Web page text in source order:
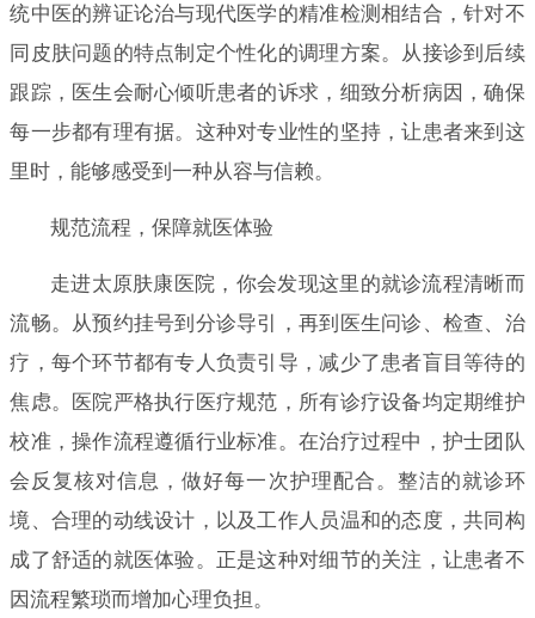
统中医的辨证论治与现代医学的精准检测相结合，针对不
同皮肤问题的特点制定个性化的调理方案。从接诊到后续
跟踪，医生会耐心倾听患者的诉求，细致分析病因，确保
每一步都有理有据。这种对专业性的坚持，让患者来到这
里时，能够感受到一种从容与信赖。
规范流程，保障就医体验
走进太原肤康医院，你会发现这里的就诊流程清晰而
流畅。从预约挂号到分诊导引，再到医生问诊、检查、治
疗，每个环节都有专人负责引导，减少了患者盲目等待的
焦虑。医院严格执行医疗规范，所有诊疗设备均定期维护
校准，操作流程遵循行业标准。在治疗过程中，护士团队
会反复核对信息，做好每一次护理配合。整洁的就诊环
境、合理的动线设计，以及工作人员温和的态度，共同构
成了舒适的就医体验。正是这种对细节的关注，让患者不
因流程繁琐而增加心理负担。